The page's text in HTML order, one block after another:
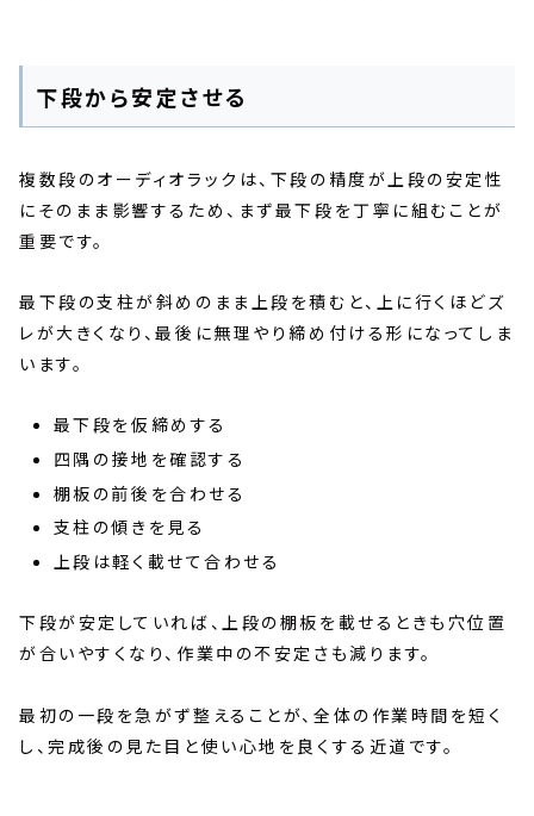
下段から安定させる
複数段のオーディオラックは、下段の精度が上段の安定性
にそのまま影響するため、まず最下段を丁寧に組むことが
重要です。
最下段の支柱が斜めのまま上段を積むと、上に行くほどズ
レが大きくなり、最後に無理やり締め付ける形になってしま
います。
最下段を仮締めする
四隅の接地を確認する
棚板の前後を合わせる
支柱の傾きを見る
上段は軽く載せて合わせる
下段が安定していれば、上段の棚板を載せるときも穴位置
が合いやすくなり、作業中の不安定さも減ります。
最初の一段を急がず整えることが、全体の作業時間を短く
し、完成後の見た目と使い心地を良くする近道です。